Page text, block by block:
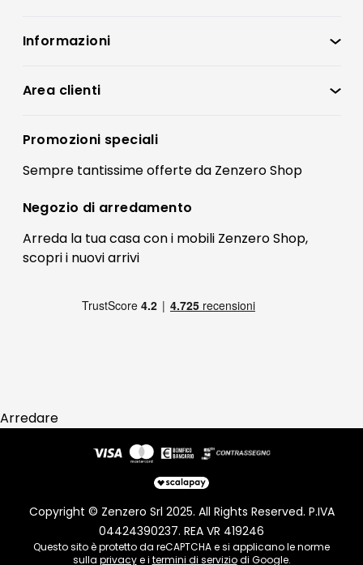
Informazioni
Condizioni di vendita
Preferenze Cookies
Termini e condizioni
Contatti
FAQ
Pagamenti
Area clienti
Registrati
Il mio account
Promozioni speciali
Sempre tantissimeofferteda Zenzero Shop
Negozio di arredamento
Arreda la tua casa con i mobili Zenzero Shop,
scopri i nuovi arrivi
Arredare
Copyright © Zenzero Srl 2025. All Rights Reserved. P.IVA
04424390237. REA VR 419246
Questo sito è protetto da reCAPTCHA e si applicano le norme
sulla privacye i termini di serviziodi Google.